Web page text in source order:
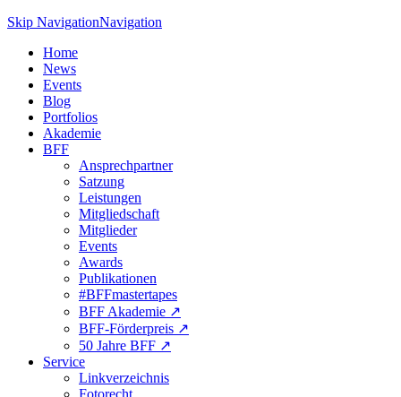
Skip NavigationNavigation
Home
News
Events
Blog
Portfolios
Akademie
BFF
Ansprechpartner
Satzung
Leistungen
Mitgliedschaft
Mitglieder
Events
Awards
Publikationen
#BFFmastertapes
BFF Akademie ↗︎
BFF-Förderpreis ↗︎
50 Jahre BFF ↗︎
Service
Linkverzeichnis
Fotorecht